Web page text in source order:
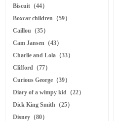
Biscuit（44）
Boxcar children（59）
Caillou（35）
Cam Jansen（43）
Charlie and Lola（33）
Clifford（77）
Curious George（39）
Diary of a wimpy kid（22）
Dick King Smith（25）
Disney（80）